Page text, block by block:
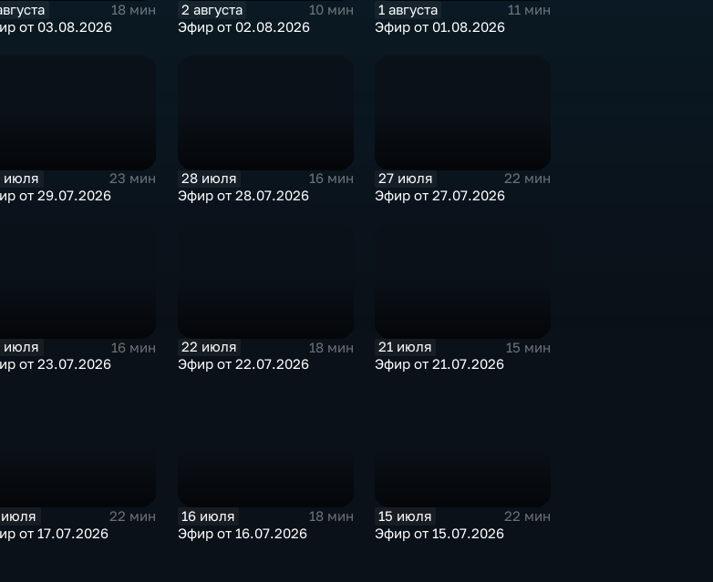
18 мин
от 03.08.2026
2 августа
10 мин
Эфир от 02.08.2026
1 августа
11 мин
Эфир от 01.08.2026
июля
23 мин
от 29.07.2026
28 июля
16 мин
Эфир от 28.07.2026
27 июля
22 мин
Эфир от 27.07.2026
июля
16 мин
от 23.07.2026
22 июля
18 мин
Эфир от 22.07.2026
21 июля
15 мин
Эфир от 21.07.2026
июля
22 мин
от 17.07.2026
16 июля
18 мин
Эфир от 16.07.2026
15 июля
22 мин
Эфир от 15.07.2026